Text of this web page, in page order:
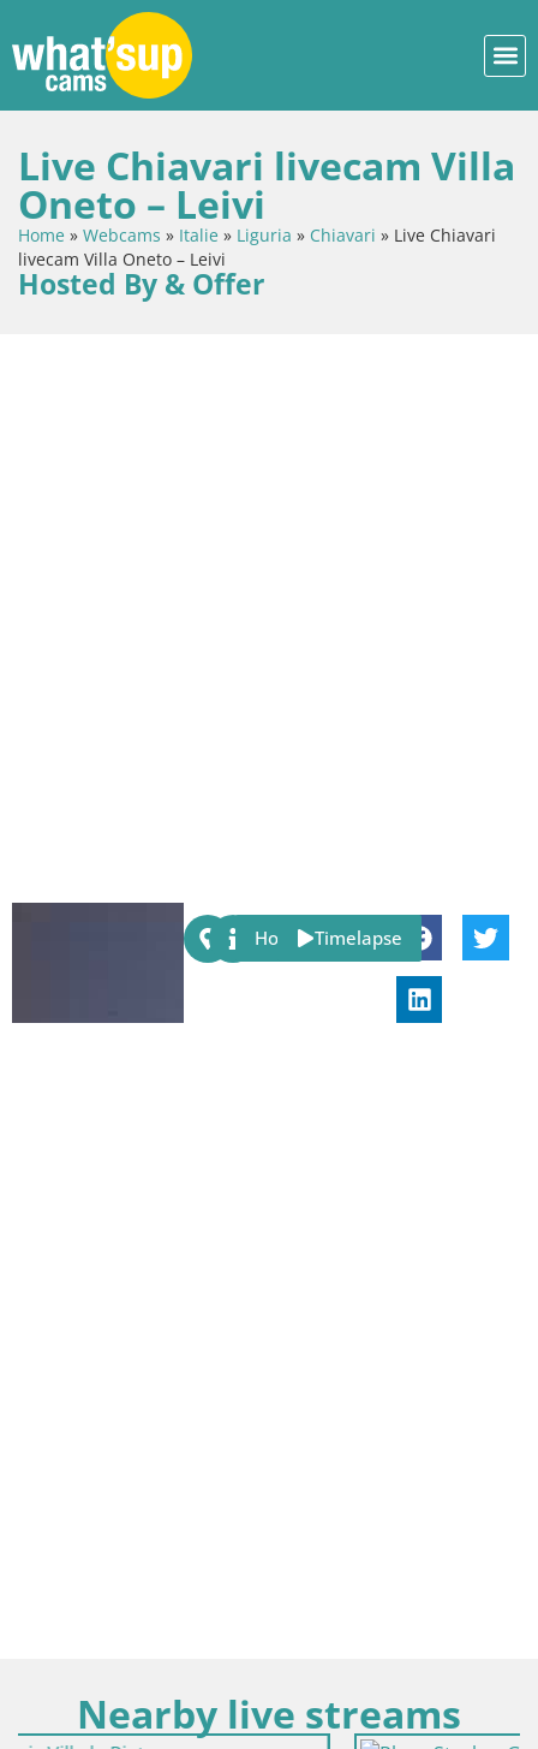
Live Chiavari livecam Villa
Oneto – Leivi
Home » Webcams » Italie » Liguria » Chiavari » Live Chiavari
livecam Villa Oneto – Leivi
Hosted By & Offer
Share:
Host Timelapse
Nearby live streams